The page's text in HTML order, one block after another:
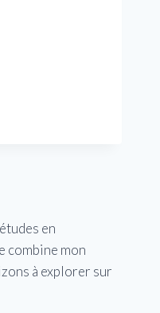
en
combine mon
à explorer sur